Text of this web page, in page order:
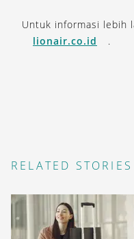
Untuk informasi lebih
lionair.co.id
.
RELATED STORIES